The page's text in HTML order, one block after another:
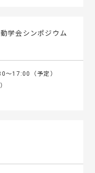
学会シンポジウム
～17:00（予定）